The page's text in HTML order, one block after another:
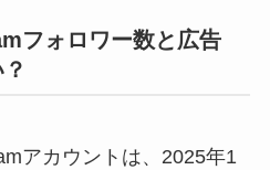
フォロワー数と広告
アカウントは、2025年1